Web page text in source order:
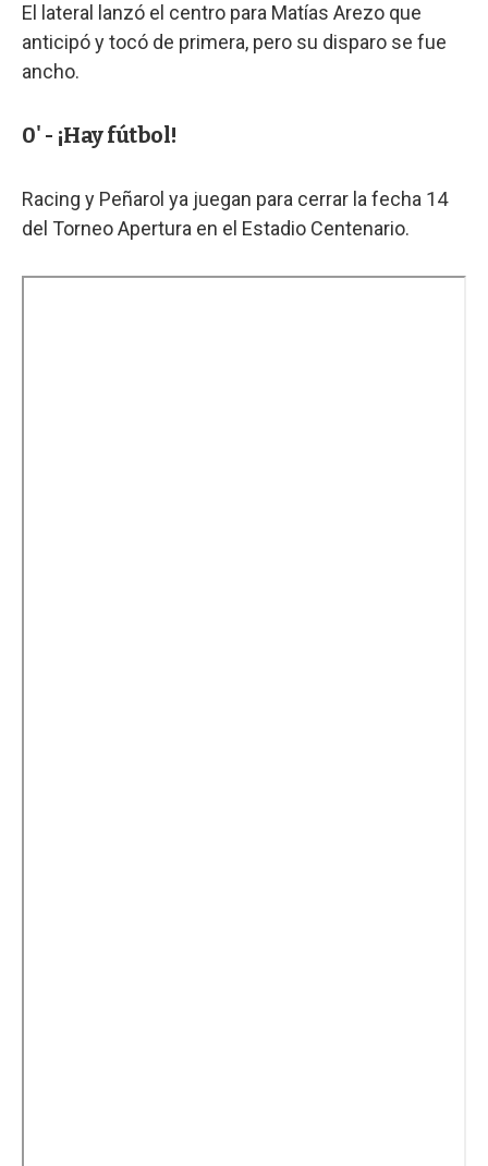
El lateral lanzó el centro para Matías Arezo que
anticipó y tocó de primera, pero su disparo se fue
ancho.
0' - ¡Hay fútbol!
Racing y Peñarol ya juegan para cerrar la fecha 14
del Torneo Apertura en el Estadio Centenario.